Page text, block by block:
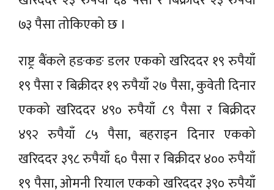
७३ पैसा तोकिएको छ ।
राष्ट्र बैंकले हङकङ डलर एकको खरिददर १९ रुपैयाँ
१९ पैसा र बिक्रीदर १९ रुपैयाँ २७ पैसा, कुवेती दिनार
एकको खरिददर ४९० रुपैयाँ ८९ पैसा र बिक्रीदर
४९२ रुपैयाँ ८५ पैसा, बहराइन दिनार एकको
खरिददर ३९८ रुपैयाँ ६० पैसा र बिक्रीदर ४०० रुपैयाँ
१९ पैसा, ओमनी रियाल एकको खरिददर ३९० रुपैयाँ